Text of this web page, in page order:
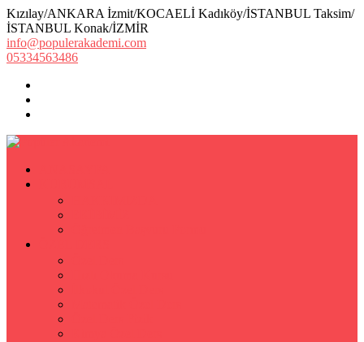
Kızılay/ANKARA İzmit/KOCAELİ Kadıköy/İSTANBUL Taksim/
İSTANBUL Konak/İZMİR
info@populerakademi.com
05334563486